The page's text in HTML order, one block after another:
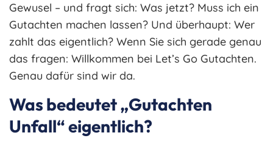
Gewusel – und fragt sich: Was jetzt? Muss ich ein
Gutachten machen lassen? Und überhaupt: Wer
zahlt das eigentlich? Wenn Sie sich gerade genau
das fragen: Willkommen bei Let’s Go Gutachten.
Genau dafür sind wir da.
Was bedeutet „Gutachten
Unfall“ eigentlich?